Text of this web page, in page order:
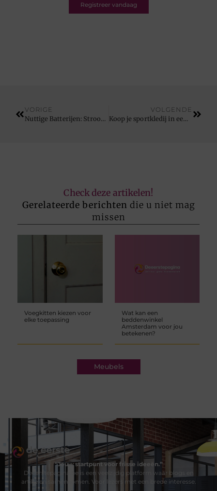
Registreer vandaag
VORIGE
Nuttige Batterijen: Stroombronnen Die Het Verschil Maken
VOLGENDE
Koop je sportkledij in een online sportwebshop
Check deze artikelen!
Gerelateerde berichten die u niet mag
missen
Voegkitten kiezen voor
elke toepassing
Wat kan een
beddenwinkel
Amsterdam voor jou
betekenen?
Meubels
“Jouw startpunt voor frisse ideeën.”
Deeerstepagina.be is een veelzijdig platform waar blogs en
artikelen samenkomen. Voor lezers met een brede interesse.